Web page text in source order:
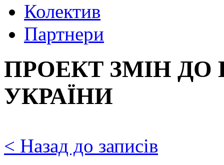
Колектив
Партнери
ПРОЕКТ ЗМІН ДО
УКРАЇНИ
< Назад до записів